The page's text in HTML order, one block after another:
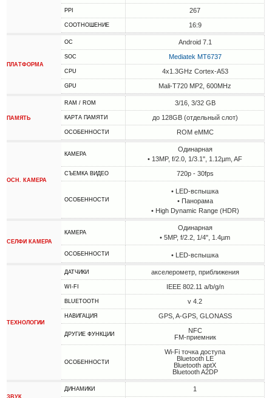
PPI 267
СООТНОШЕНИЕ 16:9
ПЛАТФОРМА
ОС Android 7.1
SOC Mediatek MT6737
CPU 4x1.3GHz Cortex-A53
GPU Mali-T720 MP2, 600MHz
ПАМЯТЬ
RAM / ROM 3/16, 3/32 GB
КАРТА ПАМЯТИ до 128GB (отдельный слот)
ОСОБЕННОСТИ ROM eMMC
ОСН. КАМЕРА
КАМЕРА
Одинарная
• 13MP, f/2.0, 1/3.1", 1.12µm, AF
СЪЕМКА ВИДЕО 720p - 30fps
ОСОБЕННОСТИ
• LED-вспышка
• Панорама
• High Dynamic Range (HDR)
СЕЛФИ КАМЕРА
КАМЕРА
Одинарная
• 5MP, f/2.2, 1/4", 1.4µm
ОСОБЕННОСТИ • LED-вспышка
ТЕХНОЛОГИИ
ДАТЧИКИ акселерометр, приближения
WI-FI IEEE 802.11 a/b/g/n
BLUETOOTH v 4.2
НАВИГАЦИЯ GPS, A-GPS, GLONASS
ДРУГИЕ ФУНКЦИИ
NFC
FM-приемник
ОСОБЕННОСТИ
Wi-Fi точка доступа
Bluetooth LE
Bluetooth aptX
Bluetooth A2DP
ЗВУК
ДИНАМИКИ 1